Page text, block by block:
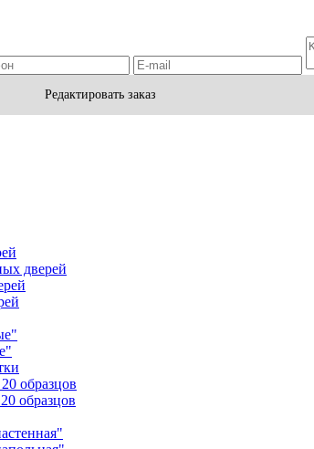
Редактировать заказ
дверей
образцов
образцов